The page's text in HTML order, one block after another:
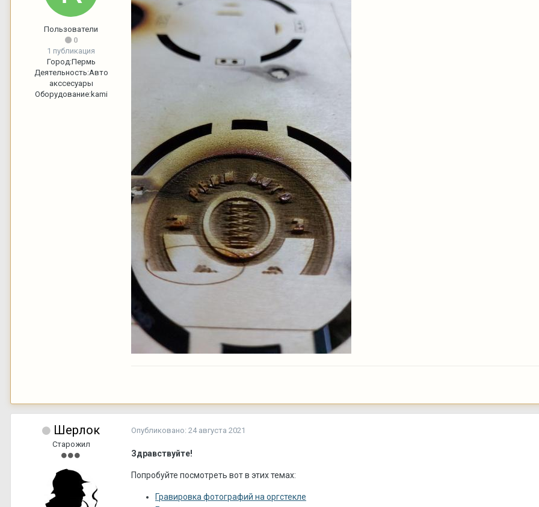
Пользователи
0
1 публикация
Город:Пермь
Деятельность:Авто
акссесуары
Оборудование:kami
Шерлок
Старожил
Опубликовано: 24 августа 2021
Здравствуйте!
Попробуйте посмотреть вот в этих темах:
Гравировка фотографий на оргстекле